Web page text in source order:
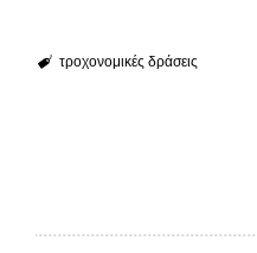
τροχονομικές δράσεις